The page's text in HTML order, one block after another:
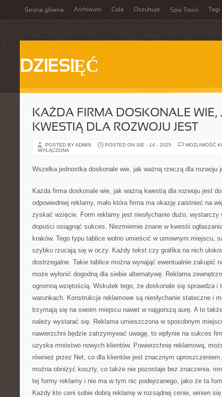
Strona główna Archiwum Cola Oszukuje Spis Treści Tagi
DZIESIĘĆ
KAŻDA FIRMA DOSKONALE WIE,
KWESTIĄ DLA ROZWOJU JEST
POSTED BY ADMIN POSTED ON SIE - 14 - 2025
MOŻLIWOŚĆ
WYŁĄCZONA
Wszelka jednostka doskonale wie, jak ważną rzeczą dla rozwoju
Każda firma doskonale wie, jak ważną kwestią dla rozwoju jest
odpowiedniej reklamy, mało która firma ma okazję zaistnieć na
zyskać wzięcie. Form reklamy jest niesłychanie dużo, wystarczy
dopuści osiągnąć sukces. Niezmiernie znane w kwestii
kraków. Tego typu tablice wolno umieścić w umownym miejscu,
szybko rzucają się w oczy. Każdy tekst czy grafika na nich
dostrzegalne. Takie tablice można wynająć ewentualnie zakupić
może wyłonić dogodną dla siebie alternatywę. Reklama
ogromną wziętością. Wskutek tego, że doskonale się sprawdza i
warunkach. Konstrukcje reklamowe są niesłychanie stateczne i
trzymają się na swoim miejscu nawet w najgorszą aurę. A to
należy wystarać się. Reklama umieszczona w sposobnym
nawierzchni będzie zatrzymywać uwagę, to wpłynie na sukces
uzyska mnóstwo nowych klientów. Powierzchnię reklamową,
również przez Net, co dla klientów jest znacznym
można obniżyć koszty, co także nie pozostaje bez znaczenia.
tej formy reklamy i nie ma w tym nic podejrzanego, jako że ta
Każdy kto ceni sobie dobrą reklamę w rozsądnej cenie, winien